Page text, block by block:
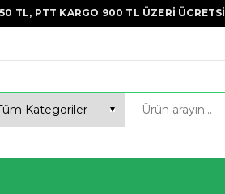
TL, PTT KARGO 900 TL ÜZERİ